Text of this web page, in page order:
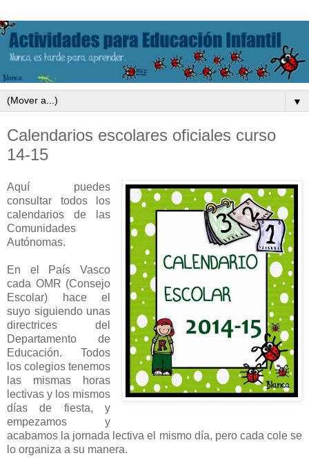
▼
Calendarios escolares oficiales curso
14-15
Aquí puedes
consultar todos los
calendarios de las
Comunidades
Autónomas.
En el País Vasco
cada OMR (Consejo
Escolar) hace el
suyo siguiendo unas
directrices del
Departamento de
Educación. Todos
los colegios tenemos
las mismas horas
lectivas y los mismos
días de fiesta, y
empezamos y
acabamos la jornada lectiva el mismo día, pero cada cole se
lo organiza a su manera.